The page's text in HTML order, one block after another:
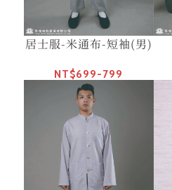
居士服-米通布-短袖(男)
NT$699-799